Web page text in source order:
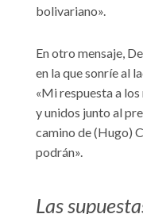
bolivariano».
En otro mensaje,
en la que sonríe al
«Mi respuesta a
y unidos junto al
camino de (Hugo)
podrán».
Las